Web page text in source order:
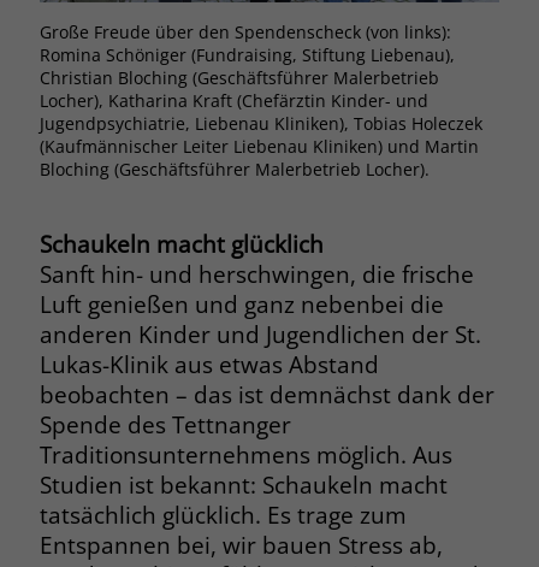
Große Freude über den Spendenscheck (von links):
Romina Schöniger (Fundraising, Stiftung Liebenau),
Christian Bloching (Geschäftsführer Malerbetrieb
Locher), Katharina Kraft (Chefärztin Kinder- und
Jugendpsychiatrie, Liebenau Kliniken), Tobias Holeczek
(Kaufmännischer Leiter Liebenau Kliniken) und Martin
Bloching (Geschäftsführer Malerbetrieb Locher).
Schaukeln macht glücklich
Sanft hin- und herschwingen, die frische
Luft genießen und ganz nebenbei die
anderen Kinder und Jugendlichen der St.
Lukas-Klinik aus etwas Abstand
beobachten – das ist demnächst dank der
Spende des Tettnanger
Traditionsunternehmens möglich. Aus
Studien ist bekannt: Schaukeln macht
tatsächlich glücklich. Es trage zum
Entspannen bei, wir bauen Stress ab,
Name PHPSESSID
Anbieter stiftung-liebenau.de
Laufzeit Session
allen Seitenanfragen bei.
Name cookie_optin
Anbieter www.stiftung-liebenau.de
Laufzeit 1 Monat
Zweck
Behält die Zustimmung des Benutzers
zum Cookie Opt-In
Zweck
Browsers und die Einstellungen
exklusiv für diese Website zu speichern.
Dadurch wird gewährleistet, dass
Aktionen, die bei späteren Besuchen
derselben Website durchgeführt
werden, mit derselben
Benutzerkennung verknüpft werden.
Name _clsk
Anbieter www.clarity.ms
Laufzeit 1 Jahr
Zweck
Microsoft Clarity setzt dieses Cookie,
um die Seitenaufrufe eines Benutzers
zu speichern und in einer einzigen
Sitzungsaufzeichnung
zusammenzufassen.